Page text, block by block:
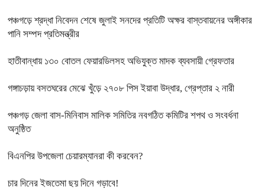
পঞ্চগড়ে শ্রদ্ধা নিবেদন শেষে জুলাই সনদের প্রতিটি অক্ষর বাস্তবায়নের অঙ্গীকার
পানি সম্পদ প্রতিমন্ত্রীর
হাতীবান্ধায় ১৩০ বোতল ফেয়ারডিলসহ অভিযুক্ত মাদক ব্যবসায়ী গ্রেফতার
গঙ্গাচড়ায় বসতঘরের মেঝে খুঁড়ে ২৭০৮ পিস ইয়াবা উদ্ধার, গ্রেপ্তার ২ নারী
পঞ্চগড় জেলা বাস-মিনিবাস মালিক সমিতির নবগঠিত কমিটির শপথ ও সংবর্ধনা
অনুষ্ঠিত
বিএনপির উপজেলা চেয়ারম্যানরা কী করবেন?
চার দিনের ইজতেমা ছয় দিনে গড়াবে!